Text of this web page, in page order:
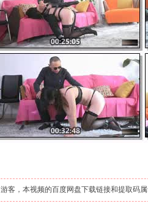
游客，本视频的百度网盘下载链接和提取码